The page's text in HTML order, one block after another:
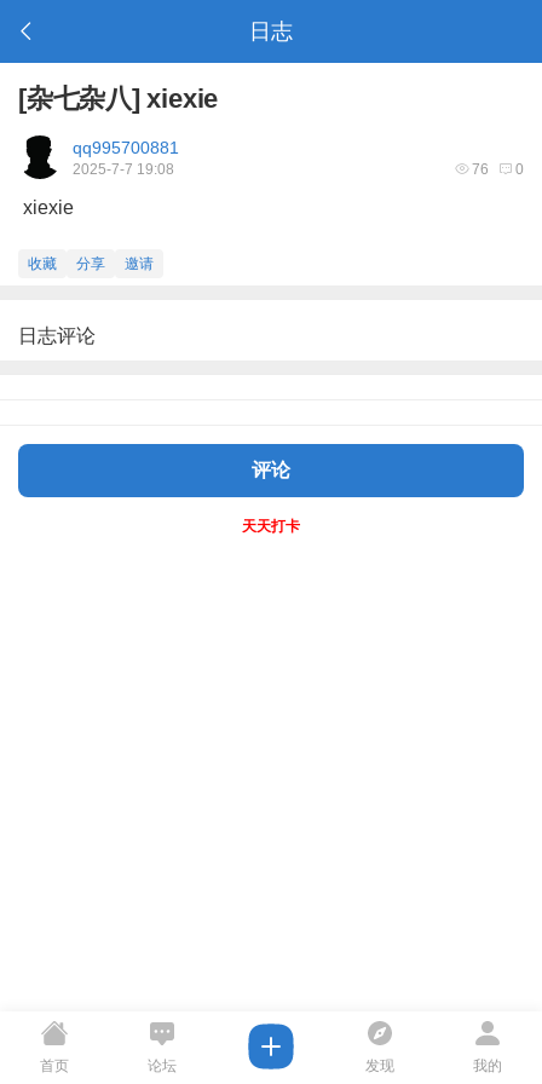
日志
[杂七杂八] xiexie
qq995700881
76 0
2025-7-7 19:08
xiexie
收藏 分享 邀请
日志评论
评论
天天打卡
首页 论坛 发现 我的